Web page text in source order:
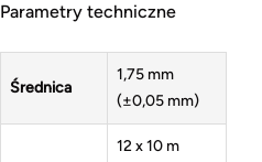
Parametry techniczne
Średnica
1,75 mm
(±0,05 mm)
12 x 10 m